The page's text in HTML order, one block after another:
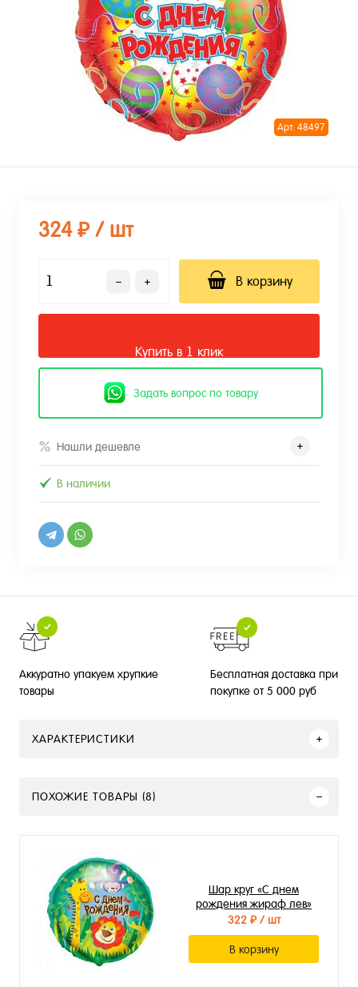
Арт: 48497
324 ₽ / шт
В корзину
Купить в 1 клик
Задать вопрос по товару
Нашли дешевле
В наличии
Аккуратно упакуем хрупкие
товары
Бесплатная доставка при
покупке от 5 000 руб
ХАРАКТЕРИСТИКИ
ПОХОЖИЕ ТОВАРЫ (8)
Шар круг «С днем
рождения жираф лев»
322 ₽/ шт
В корзину